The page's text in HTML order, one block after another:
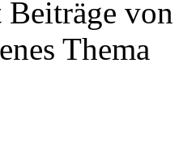
Beiträge
Thema